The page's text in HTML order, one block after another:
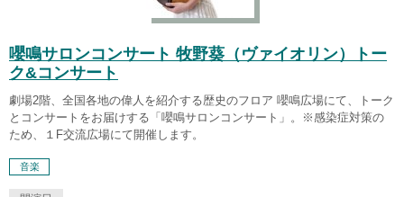
嚶鳴サロンコンサート 牧野葵（ヴァイオリン）トー
ク&コンサート
劇場2階、全国各地の偉人を紹介する歴史のフロア 嚶鳴広場にて、トーク
とコンサートをお届けする「嚶鳴サロンコンサート」。※感染症対策の
ため、１F交流広場にて開催します。
音楽